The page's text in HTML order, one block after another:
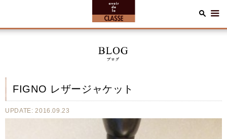
FIGNO レザージャケット
UPDATE: 2016.09.23